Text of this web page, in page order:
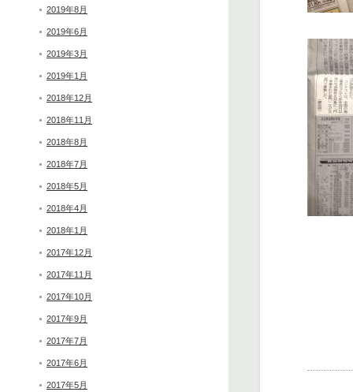
2019年8月
2019年6月
2019年3月
2019年1月
2018年12月
2018年11月
2018年8月
2018年7月
2018年5月
2018年4月
2018年1月
2017年12月
2017年11月
2017年10月
2017年9月
2017年7月
2017年6月
2017年5月